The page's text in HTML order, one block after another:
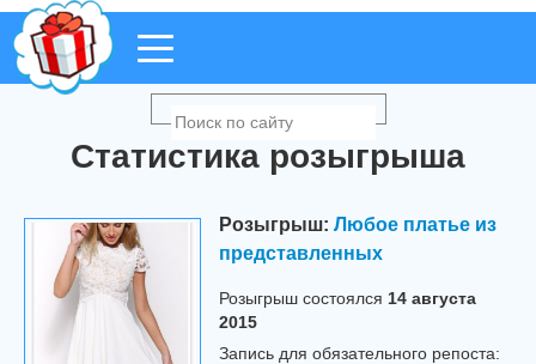
Статистика розыгрыша
Розыгрыш: Любое платье из
представленных
Розыгрыш cостоялся 14 августа
2015
Запись для обязательного репоста: